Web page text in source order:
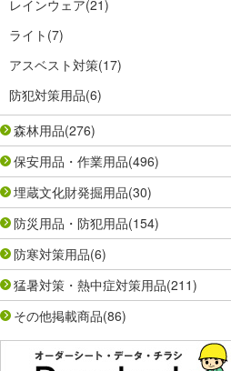
レインウェア(21)
ライト (7)
アスベスト対策(17)
防犯対策用品(6)
森林用品(276)
保安用品・作業用品(496)
埋蔵文化財発掘用品(30)
防災用品・防犯用品(154)
防寒対策用品(6)
猛暑対策・熱中症対策用品(211)
その他掲載商品(86)